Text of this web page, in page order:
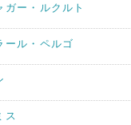
ガー・ルクルト
ール・ペルゴ
ス